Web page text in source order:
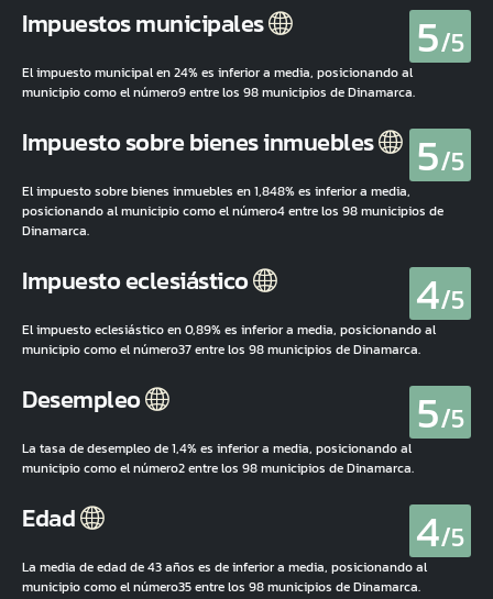
Impuestos municipales 5/5
El impuesto municipal en 24% es inferior a media, posicionando al
municipio como el número9 entre los 98 municipios de Dinamarca.
Impuesto sobre bienes inmuebles 5/5
El impuesto sobre bienes inmuebles en 1,848% es inferior a media,
posicionando al municipio como el número4 entre los 98 municipios de
Dinamarca.
Impuesto eclesiástico 4/5
El impuesto eclesiástico en 0,89% es inferior a media, posicionando al
municipio como el número37 entre los 98 municipios de Dinamarca.
Desempleo 5/5
La tasa de desempleo de 1,4% es inferior a media, posicionando al
municipio como el número2 entre los 98 municipios de Dinamarca.
Edad 4/5
La media de edad de 43 años es de inferior a media, posicionando al
municipio como el número35 entre los 98 municipios de Dinamarca.